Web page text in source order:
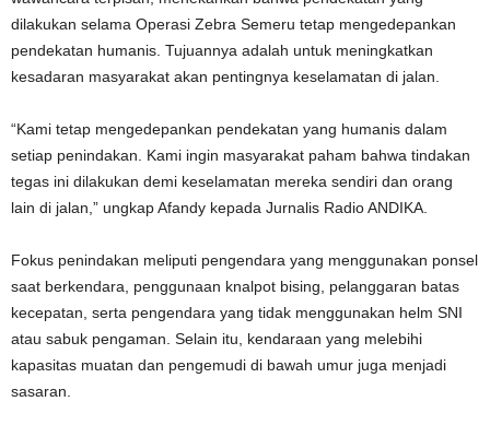
dilakukan selama Operasi Zebra Semeru tetap mengedepankan
pendekatan humanis. Tujuannya adalah untuk meningkatkan
kesadaran masyarakat akan pentingnya keselamatan di jalan.
“Kami tetap mengedepankan pendekatan yang humanis dalam
setiap penindakan. Kami ingin masyarakat paham bahwa tindakan
tegas ini dilakukan demi keselamatan mereka sendiri dan orang
lain di jalan,” ungkap Afandy kepada Jurnalis Radio ANDIKA.
Fokus penindakan meliputi pengendara yang menggunakan ponsel
saat berkendara, penggunaan knalpot bising, pelanggaran batas
kecepatan, serta pengendara yang tidak menggunakan helm SNI
atau sabuk pengaman. Selain itu, kendaraan yang melebihi
kapasitas muatan dan pengemudi di bawah umur juga menjadi
sasaran.